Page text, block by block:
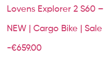
Lovens Explorer 2 S60 –
NEW | Cargo Bike | Sale
-€659.00